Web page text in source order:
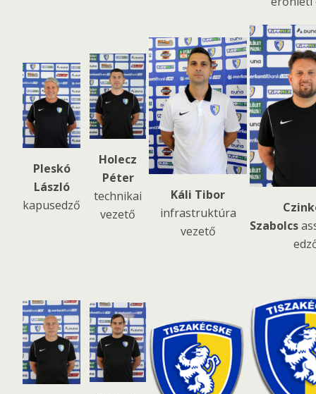
Pleskó
László
kapusedző
Holecz
Péter
technikai
vezető
Káli Tibor
infrastruktúra
vezető
Szabolcs